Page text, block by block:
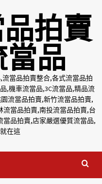
拍賣
品
當品拍賣整合,各式流當品拍
,機車流當品,3C流當品,精品流
流當品拍賣,新竹流當品拍賣,
當品拍賣,南投流當品拍賣,台
品拍賣,店家嚴選優質流當品,
在這